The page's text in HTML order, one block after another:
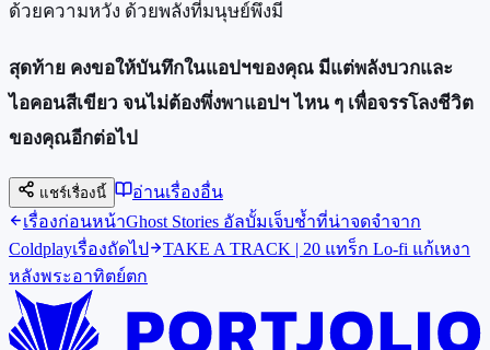
ด้วยความหวัง ด้วยพลังที่มนุษย์พึงมี
สุดท้าย คงขอให้บันทึกในแอปฯของคุณ มีแต่พลังบวกและ
ไอคอนสีเขียว จนไม่ต้องพึ่งพาแอปฯ ไหน ๆ เพื่อจรรโลงชีวิต
ของคุณอีกต่อไป
แชร์เรื่องนี้
อ่านเรื่องอื่น
เรื่องก่อนหน้าGhost Stories อัลบั้มเจ็บช้ำที่น่าจดจำจาก
Coldplayเรื่องถัดไป
TAKE A TRACK | 20 แทร็ก Lo-fi แก้เหงา
หลังพระอาทิตย์ตก